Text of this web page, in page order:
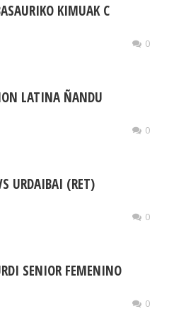
KIMUAK C
0
LATINA ÑANDU
0
URDAIBAI (RET)
0
SENIOR FEMENINO
0